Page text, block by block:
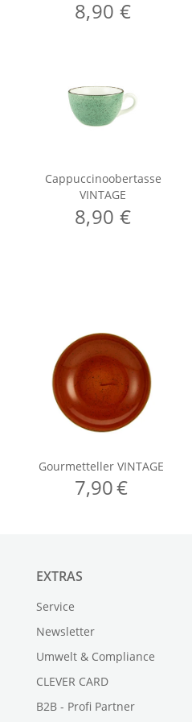
8,90 €
Cappuccinoobertasse
VINTAGE
8,90 €
EXTRAS
Service
Newsletter
Umwelt & Compliance
CLEVER CARD
B2B - Profi Partner